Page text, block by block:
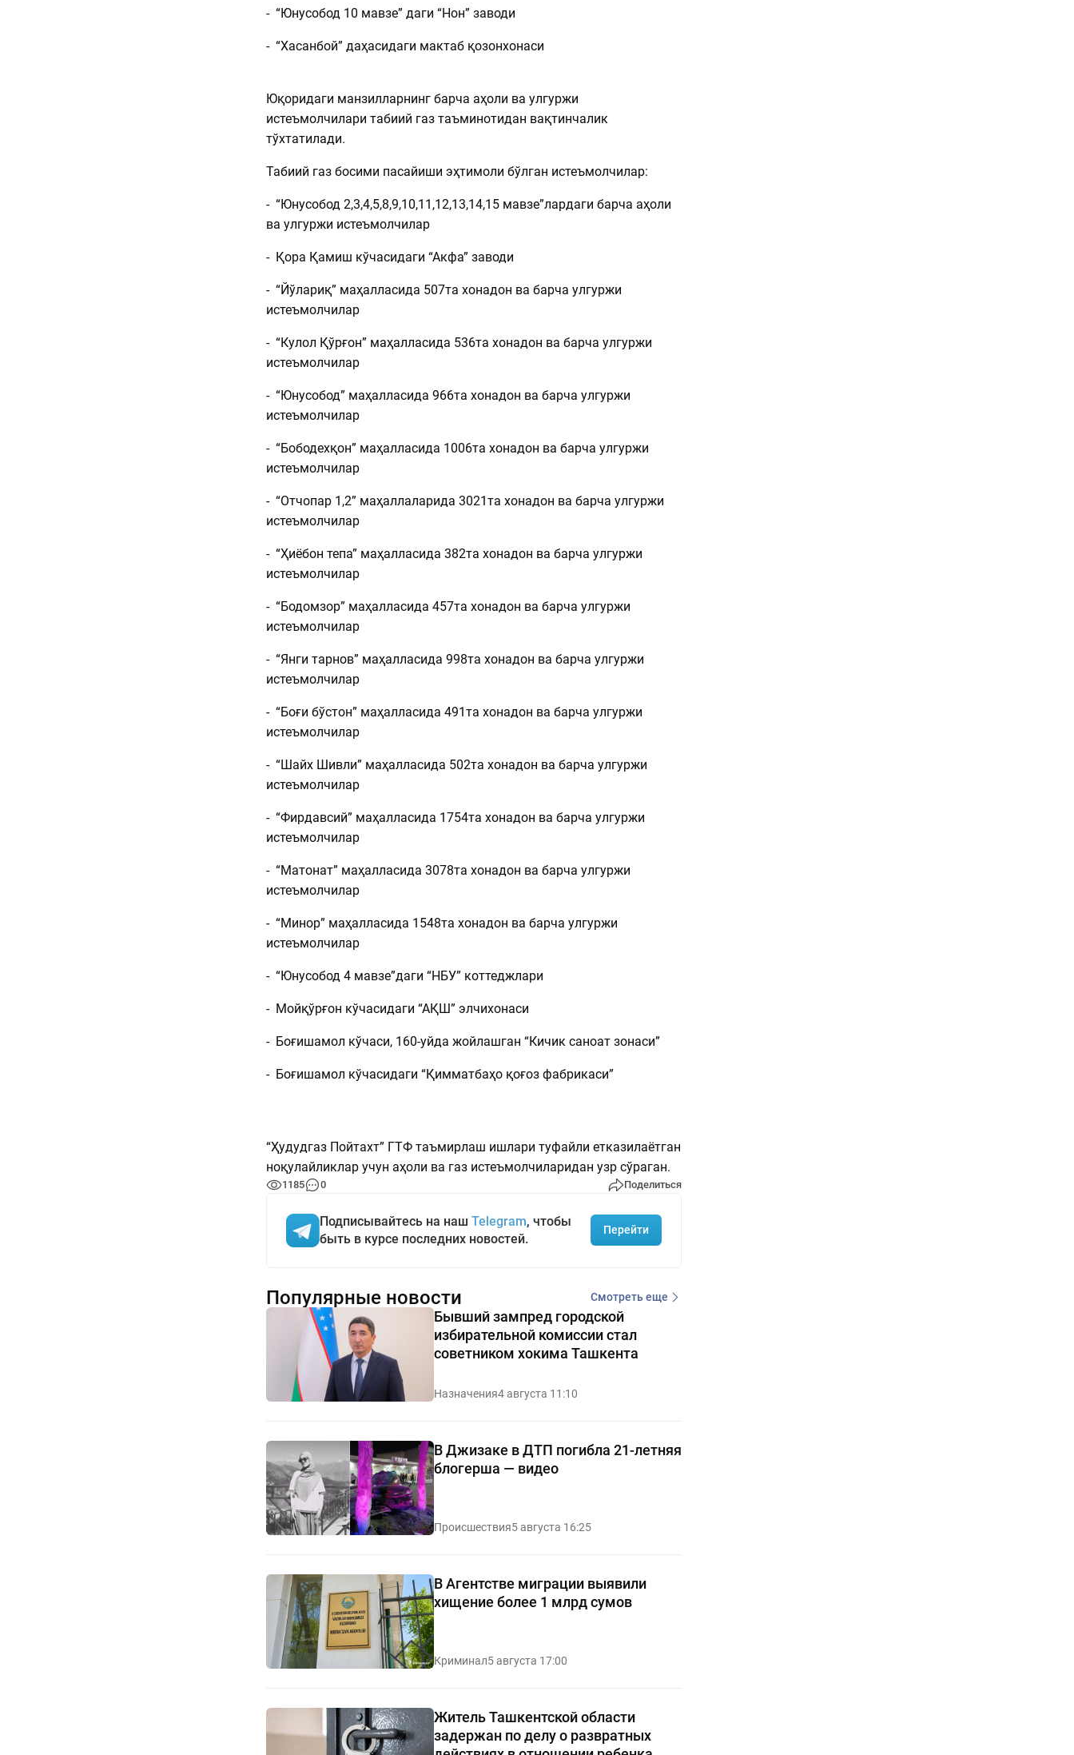
- “Юнусобод 10 мавзе” даги “Нон” заводи
- “Хасанбой” даҳасидаги мактаб қозонхонаси
Юқоридаги манзилларнинг барча аҳоли ва улгуржи
истеъмолчилари табиий газ таъминотидан вақтинчалик
тўхтатилади.
Табиий газ босими пасайиши эҳтимоли бўлган истеъмолчилар:
- “Юнусобод 2,3,4,5,8,9,10,11,12,13,14,15 мавзе”лардаги барча аҳоли
ва улгуржи истеъмолчилар
- Қора Қамиш кўчасидаги “Акфа” заводи
- “Йўлариқ” маҳалласида 507та хонадон ва барча улгуржи
истеъмолчилар
- “Кулол Қўрғон” маҳалласида 536та хонадон ва барча улгуржи
истеъмолчилар
- “Юнусобод” маҳалласида 966та хонадон ва барча улгуржи
истеъмолчилар
- “Бободехқон” маҳалласида 1006та хонадон ва барча улгуржи
истеъмолчилар
- “Отчопар 1,2” маҳаллаларида 3021та хонадон ва барча улгуржи
истеъмолчилар
- “Ҳиёбон тепа” маҳалласида 382та хонадон ва барча улгуржи
истеъмолчилар
- “Бодомзор” маҳалласида 457та хонадон ва барча улгуржи
истеъмолчилар
- “Янги тарнов” маҳалласида 998та хонадон ва барча улгуржи
истеъмолчилар
- “Боғи бўстон” маҳалласида 491та хонадон ва барча улгуржи
истеъмолчилар
- “Шайх Шивли” маҳалласида 502та хонадон ва барча улгуржи
истеъмолчилар
- “Фирдавсий” маҳалласида 1754та хонадон ва барча улгуржи
истеъмолчилар
- “Матонат” маҳалласида 3078та хонадон ва барча улгуржи
истеъмолчилар
- “Минор” маҳалласида 1548та хонадон ва барча улгуржи
истеъмолчилар
- “Юнусобод 4 мавзе”даги “НБУ” коттеджлари
- Мойқўрғон кўчасидаги “АҚШ” элчихонаси
- Боғишамол кўчаси, 160-уйда жойлашган “Кичик саноат зонаси”
- Боғишамол кўчасидаги “Қимматбаҳо қоғоз фабрикаси”
“Ҳудудгаз Пойтахт” ГТФ таъмирлаш ишлари туфайли етказилаётган
ноқулайликлар учун аҳоли ва газ истеъмолчиларидан узр сўраган.
1185 0 Поделиться
Подписывайтесь на наш Telegram, чтобы
быть в курсе последних новостей.
Перейти
Популярные новости Смотреть еще
Бывший зампред городской
избирательной комиссии стал
советником хокима Ташкента
Назначения4 августа 11:10
В Джизаке в ДТП погибла 21-летняя
блогерша — видео
Происшествия5 августа 16:25
В Агентстве миграции выявили
хищение более 1 млрд сумов
Криминал5 августа 17:00
Житель Ташкентской области
задержан по делу о развратных